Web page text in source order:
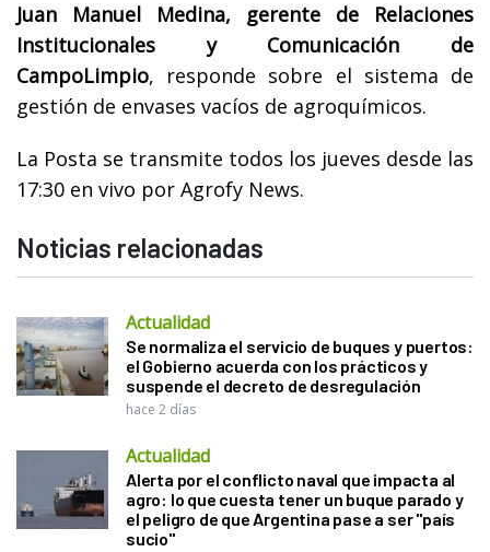
Juan Manuel Medina, gerente de Relaciones
Institucionales y Comunicación de
CampoLimpio, responde sobre el sistema de
gestión de envases vacíos de agroquímicos.
La Posta se transmite todos los jueves desde las
17:30 en vivo por Agrofy News.
Noticias relacionadas
Actualidad
Se normaliza el servicio de buques y puertos:
el Gobierno acuerda con los prácticos y
suspende el decreto de desregulación
hace 2 días
Actualidad
Alerta por el conflicto naval que impacta al
agro: lo que cuesta tener un buque parado y
el peligro de que Argentina pase a ser "país
sucio"